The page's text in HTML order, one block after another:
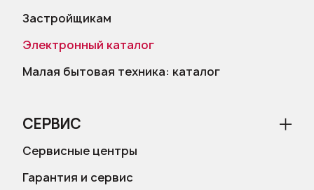
Застройщикам
Электронный каталог
Малая бытовая техника: каталог
СЕРВИС
Сервисные центры
Гарантия и сервис